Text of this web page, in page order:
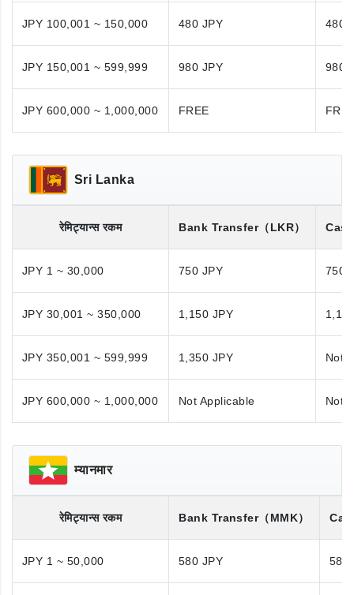
JPY 100,001 ~ 150,000 480 JPY 480
JPY 150,001 ~ 599,999 980 JPY 980
JPY 600,000 ~ 1,000,000 FREE
Sri Lanka
रेमिट्यान्स रकम Bank Transfer（LKR）
JPY 1 ~ 30,000 750 JPY 750
JPY 30,001 ~ 350,000 1,150 JPY
JPY 350,001 ~ 599,999 1,350 JPY Not
JPY 600,000 ~ 1,000,000 Not Applicable Not
म्यानमार
रेमिट्यान्स रकम Bank Transfer（MMK）
JPY 1 ~ 50,000 580 JPY 580